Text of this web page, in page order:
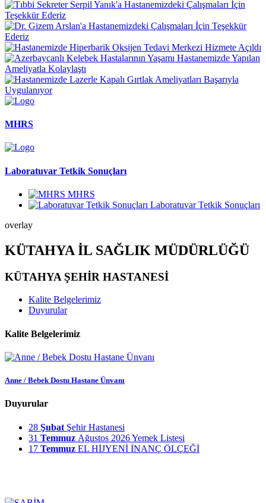
MHRS
Laboratuvar Tetkik Sonuçları
MHRS
Laboratuvar Tetkik Sonuçları
overlay
KÜTAHYA İL SAĞLIK MÜDÜRLÜĞÜ
KÜTAHYA ŞEHİR HASTANESİ
Kalite Belgelerimiz
Duyurular
Kalite Belgelerimiz
Anne / Bebek Dostu Hastane Ünvanı
Duyurular
28 Şubat Şehir Hastanesi
31 Temmuz Ağustos 2026 Yemek Listesi
17 Temmuz EL HİJYENİ İNANÇ ÖLÇEĞİ